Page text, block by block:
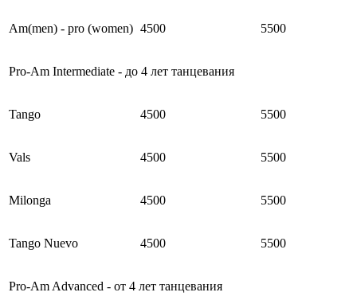
Am(men) - pro (women) 4500 5500
Pro-Am Intermediate - до 4 лет танцевания
Tango 4500 5500
Vals 4500 5500
Milonga 4500 5500
Tango Nuevo 4500 5500
Pro-Am Advanced - от 4 лет танцевания